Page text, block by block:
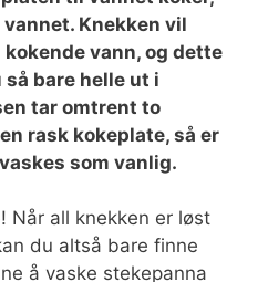
Knekken vil
vann, og dette
bare helle ut i
tar omtrent to
rask kokeplate, så er
som vanlig.
Når all knekken er løst
du altså bare finne
å vaske stekepanna